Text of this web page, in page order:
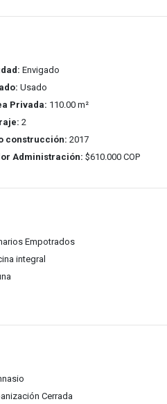
Envigado
Usado
Privada: 110.00 m²
2
construcción: 2017
Administración: $610.000 COP
Empotrados
integral
Cerrada